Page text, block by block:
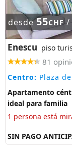
desde55CHF/
Enescu piso
81
Centro: Plaza
Apartamento
ideal para familia
1 persona está
SIN PAGO